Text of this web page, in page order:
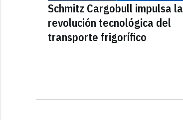
Schmitz Cargobull impulsa la
revolución tecnológica del
transporte frigorífico